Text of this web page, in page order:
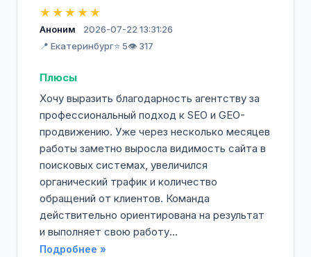
★★★★★
Аноним
2026-07-22 13:31:26
📍 Екатеринбург⭐ 5👁️ 317
Плюсы
Хочу выразить благодарность агентству за
профессиональный подход к SEO и GEO-
продвижению. Уже через несколько месяцев
работы заметно выросла видимость сайта в
поисковых системах, увеличился
органический трафик и количество
обращений от клиентов. Команда
действительно ориентирована на результат
и выполняет свою работу...
Подробнее »